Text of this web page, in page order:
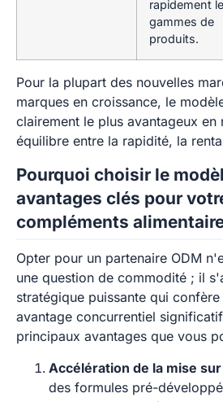
rapidement
gammes de
produits.
Pour la plupart des nouvelles
marques en croissance, le
clairement le plus avantageux en
équilibre entre la rapidité, la
Pourquoi choisir le
avantages clés pour
compléments
Opter pour un partenaire ODM
une question de commodité ; il
stratégique puissante qui
avantage concurrentiel
principaux avantages que vous
Accélération de la mise
des formules pré-